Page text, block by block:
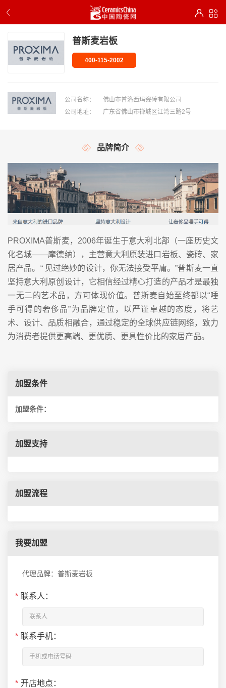
普斯麦岩板
400-115-2002
公司名称：
佛山市普洛西玛瓷砖有限公司
公司地址：
广东省佛山市禅城区江湾三路2号
品牌简介
PROXIMA普斯麦，2006年诞生于意大利北部（一座历史文
化名城——摩德纳），主营意大利原装进口岩板、瓷砖、家
居产品。“ 见过绝妙的设计，你无法接受平庸。”普斯麦一直
坚持意大利原创设计，它相信经过精心打造的产品才是最独
一无二的艺术品，方可体现价值。普斯麦自始至终都以“唾
手可得的奢侈品”为品牌定位，以严谨卓越的态度，将艺
术、设计、品质相融合，通过稳定的全球供应链网络，致力
为消费者提供更高端、更优质、更具性价比的家居产品。
加盟条件
加盟条件：
加盟支持
加盟流程
我要加盟
代理品牌：普斯麦岩板
* 联系人：
* 联系手机：
* 开店地点：